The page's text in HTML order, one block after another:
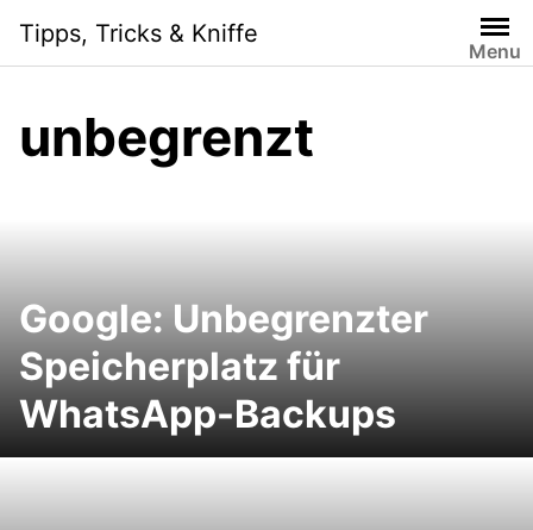
content
Tipps, Tricks & Kniffe
Menu
unbegrenzt
Google: Unbegrenzter
Speicherplatz für
WhatsApp-Backups